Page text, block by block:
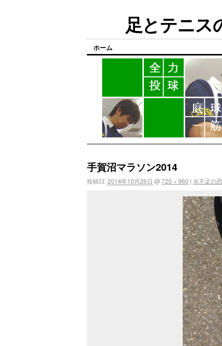
足とテニス
ホーム
手賀沼マラソン2014
投稿日:2014年10月26日 @720 × 960 | 水不足の